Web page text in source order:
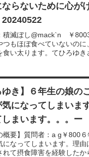
ならないために心が
積滅ぼし@mack`n ￥
つもほぼ食べていないの
食い太ります。てひろゆき
ゆき】６年生の娘
気になってしまいま
しまいます。。。
概要】質問者：a g￥800
になってしまいます。理
れて摂食障害を経験したか